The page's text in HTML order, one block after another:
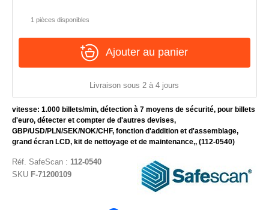
vitesse: 1.000 billets/min, détection à 7 moyens de sécurité, pour billets
d'euro, détecter et compter de d'autres devises,
GBP/USD/PLN/SEK/NOK/CHF, fonction d'addition et d'assemblage,
grand écran LCD, kit de nettoyage et de maintenance,, (112-0540)
Réf. SafeScan: 112-0540
SKU F-71200109
1 pièces disponibles
Ajouter au panier
Livraison sous 2 à 4 jours